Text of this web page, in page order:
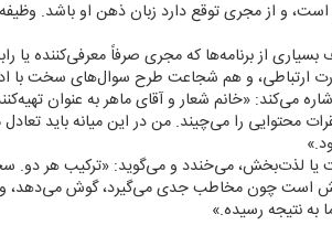
و از مجری توقع دارد زبان ذهن او باشد.
از برنامه‌ها كه مجری صرفاً معرفی‌كننده
ارتباطی، و هم شجاعت طرح سوال‌های سخت با
می‌كند: «خانم شعار و آقای ماهر به عنوان
محتوایی را می‌چیند. من در این میانه باید
است یا لذت‌بخش، می‌خندد و می‌گوید: «تركیب هر
است چون مخاطب جدی می‌گیرد، گوش می‌دهد، و
به نتیجه رسیده.»